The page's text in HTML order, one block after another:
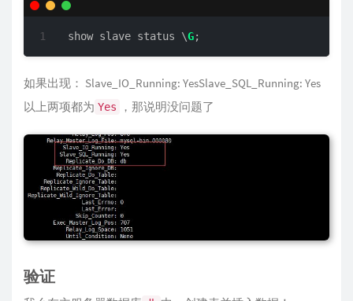
show slave status \G;
如果出现： Slave_IO_Running: YesSlave_SQL_Running: Yes
以上两项都为 Yes ，那说明没问题了
验证